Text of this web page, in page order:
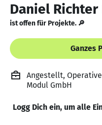
Daniel Richter
ist offen für Projekte. 🔎
Ganzes
Angestellt,
Modul GmbH
Logg Dich ein, um alle